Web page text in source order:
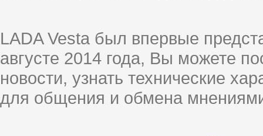
LADA Vesta был впервые
августе 2014 года, Вы можете
новости, узнать технические
для общения и обмена